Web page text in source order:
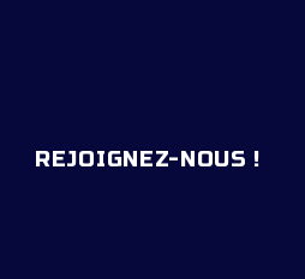
REJOIGNEZ-NOUS !